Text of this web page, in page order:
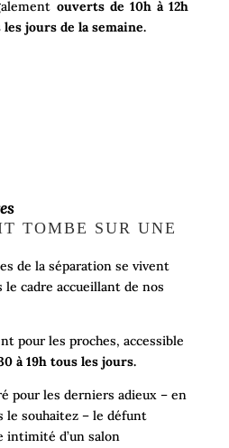
ouverts de 10h à 12h
jours de la semaine.
TOMBE SUR UNE
de la séparation se vivent
cadre accueillant de nos
pour les proches, accessible
à 19h tous les jours.
pour les derniers adieux – en
le souhaitez – le défunt
intimité d’un salon